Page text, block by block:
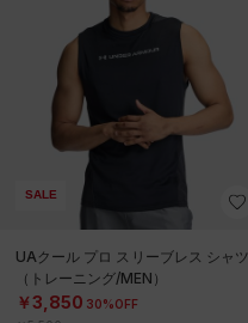
SALE
UAクール プロ スリーブレス シャツ
（トレーニング/MEN）
￥3,850 30%OFF